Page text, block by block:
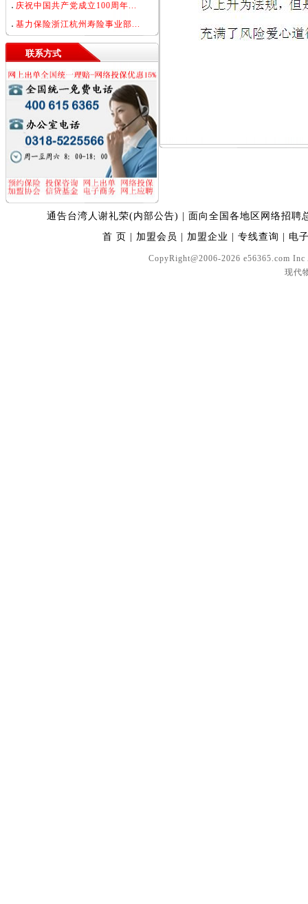
庆祝中国共产党成立100周年...
基力保险浙江杭州寿险事业部...
联系方式
通告台湾人谢礼荣(内部公告)
面向全国各地区网络招聘
首 页
加盟会员 加盟企业 专线查询 电
CopyRight@2006-2026 e56365.com
现代